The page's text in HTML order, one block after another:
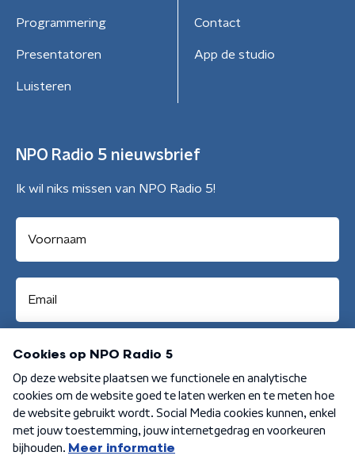
Programmering
Presentatoren
Luisteren
Contact
App de studio
NPO Radio 5 nieuwsbrief
Ik wil niks missen van NPO Radio 5!
Aanmelden
Algemene voorwaarden